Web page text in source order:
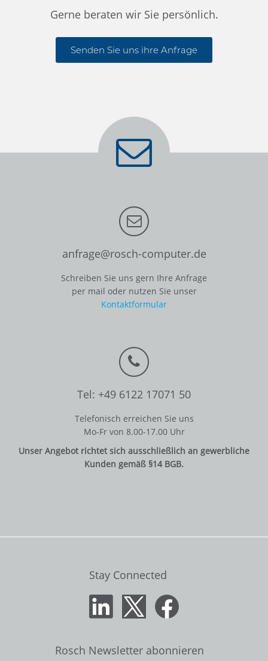
Gerne beraten wir Sie persönlich.
Senden Sie uns ihre Anfrage
anfrage@rosch-computer.de
Schreiben Sie uns gern Ihre Anfrage
per mail oder nutzen Sie unser
Kontaktformular
Tel: +49 6122 17071 50
Telefonisch erreichen Sie uns
Mo-Fr von 8.00-17.00 Uhr
Unser Angebot richtet sich ausschließlich an gewerbliche
Kunden gemäß §14 BGB.
Stay Connected
Rosch Newsletter abonnieren